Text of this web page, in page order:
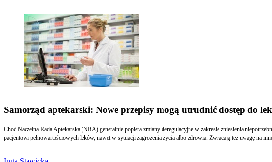
Samorząd aptekarski: Nowe przepisy mogą utrudnić dostęp do
Choć Naczelna Rada Aptekarska (NRA) generalnie popiera zmiany deregulacyjne w zakresie zniesienia
pacjentowi pełnowartościowych leków, nawet w sytuacji zagrożenia życia albo zdrowia. Zwracają też uwagę na